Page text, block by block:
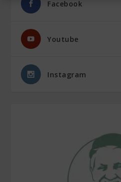
Facebook
Youtube
Instagram